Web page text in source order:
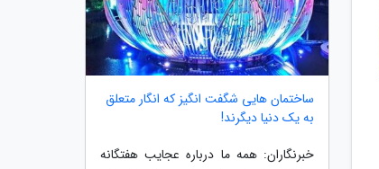
ساختمان هایی شگفت انگیز که انگار متعلق
به یک دنیا دیگرند!
خبرنگاران: همه ما درباره عجایب هفتگانه